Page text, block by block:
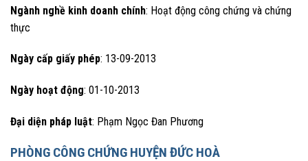
Ngành nghề kinh doanh chính: Hoạt động công chứng và chứng
thực
Ngày cấp giấy phép: 13-09-2013
Ngày hoạt động: 01-10-2013
Đại diện pháp luật: Phạm Ngọc Đan Phương
PHÒNG CÔNG CHỨNG HUYỆN ĐỨC HOÀ